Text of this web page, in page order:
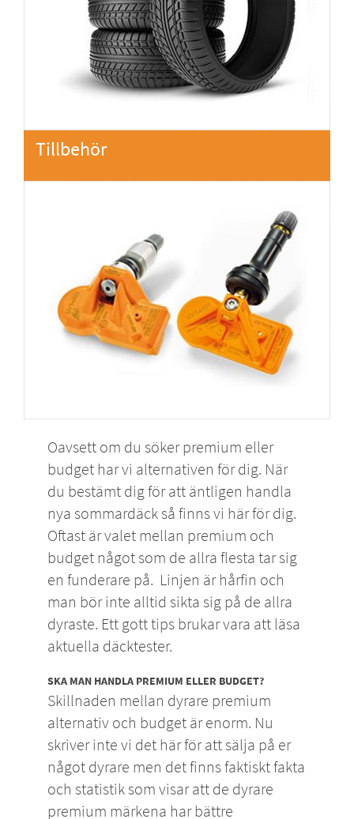
Tillbehör
Oavsett om du söker premium eller
budget har vi alternativen för dig. När
du bestämt dig för att äntligen handla
nya sommardäckså finns vi här för dig.
Oftast är valet mellan premium och
budget något som de allra flesta tar sig
en funderare på. Linjen är hårfin och
man bör inte alltid sikta sig på de allra
dyraste. Ett gott tips brukar vara att läsa
aktuella däcktester.
SKA MAN HANDLA PREMIUM ELLER BUDGET?
Skillnaden mellan dyrare premium
alternativ och budget är enorm. Nu
skriver inte vi det här för att sälja på er
något dyrare men det finns faktiskt fakta
och statistik som visar att de dyrare
premium märkena har bättre